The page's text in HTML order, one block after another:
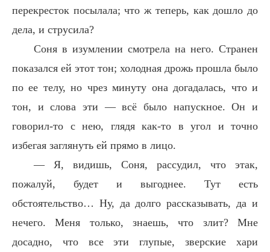
перекресток посылала; что ж теперь, как дошло до
дела, и струсила?
Соня в изумлении смотрела на него. Странен
показался ей этот тон; холодная дрожь прошла было
по ее телу, но чрез минуту она догадалась, что и
тон, и слова эти — всё было напускное. Он и
говорил-то с нею, глядя как-то в угол и точно
избегая заглянуть ей прямо в лицо.
— Я, видишь, Соня, рассудил, что этак,
пожалуй, будет и выгоднее. Тут есть
обстоятельство… Ну, да долго рассказывать, да и
нечего. Меня только, знаешь, что злит? Мне
досадно, что все эти глупые, зверские хари